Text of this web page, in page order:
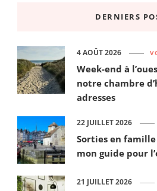
DERNIERS
Week-end à
notre chambre
adresses
4 AOÛT 2026
Sorties en
mon guide pour
22 JUILLET 2026
21 JUILLET 2026